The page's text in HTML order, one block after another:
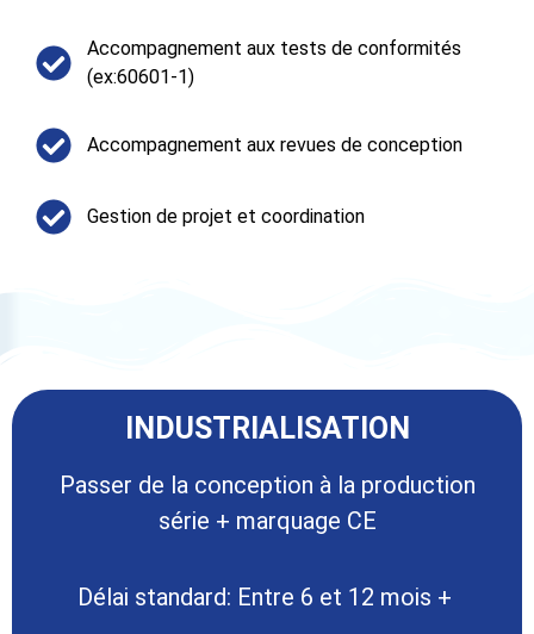
Accompagnement aux tests de conformités
(ex:60601-1)
Accompagnement aux revues de conception
Gestion de projet et coordination
INDUSTRIALISATION​
Passer de la conception à la production
série + marquage CE
Délai standard: Entre 6 et 12 mois +